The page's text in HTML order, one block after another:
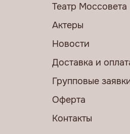
Театр Моссовета
Актеры
Новости
Доставка и
Групповые
Оферта
Контакты